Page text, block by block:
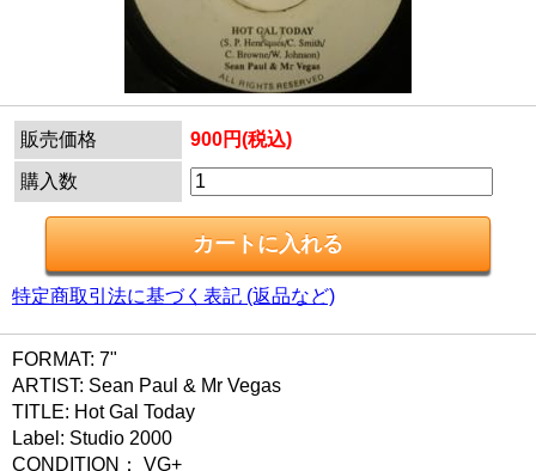
販売価格 900円(税込)
購入数
特定商取引法に基づく表記 (返品など)
FORMAT: 7"
ARTIST: Sean Paul & Mr Vegas
TITLE: Hot Gal Today
Label: Studio 2000
CONDITION： VG+